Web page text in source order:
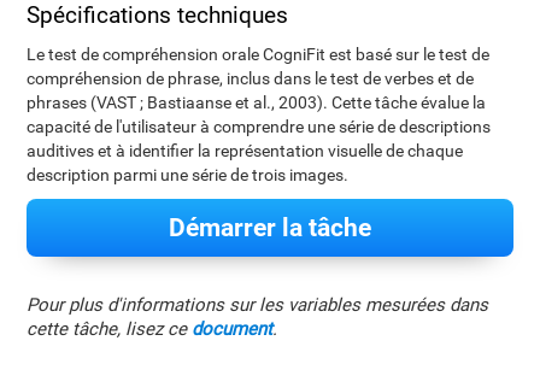
Spécifications techniques
Le test de compréhension orale CogniFit est basé sur le test de
compréhension de phrase, inclus dans le test de verbes et de
phrases (VAST ; Bastiaanse et al., 2003). Cette tâche évalue la
capacité de l'utilisateur à comprendre une série de descriptions
auditives et à identifier la représentation visuelle de chaque
description parmi une série de trois images.
Démarrer la tâche
Pour plus d'informations sur les variables mesurées dans
cette tâche, lisez ce document.